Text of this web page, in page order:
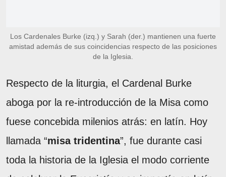
Los Cardenales Burke (izq.) y Sarah (der.) mantienen una fuerte
amistad además de sus coincidencias respecto de las posiciones
de la Iglesia.
Respecto de la liturgia, el Cardenal Burke
aboga por la re-introducción de la Misa como
fuese concebida milenios atrás: en latín. Hoy
llamada “misa tridentina”, fue durante casi
toda la historia de la Iglesia el modo corriente